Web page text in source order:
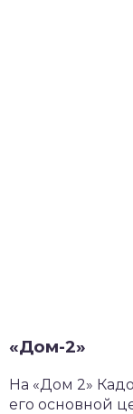
«Дом-2»
На «Дом 2»
его основной